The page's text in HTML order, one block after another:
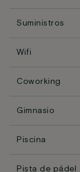
Suministros
Wifi
Coworking
Gimnasio
Piscina
Pista de pádel